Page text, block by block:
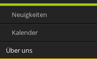
Neuigkeiten
Kalender
Über uns